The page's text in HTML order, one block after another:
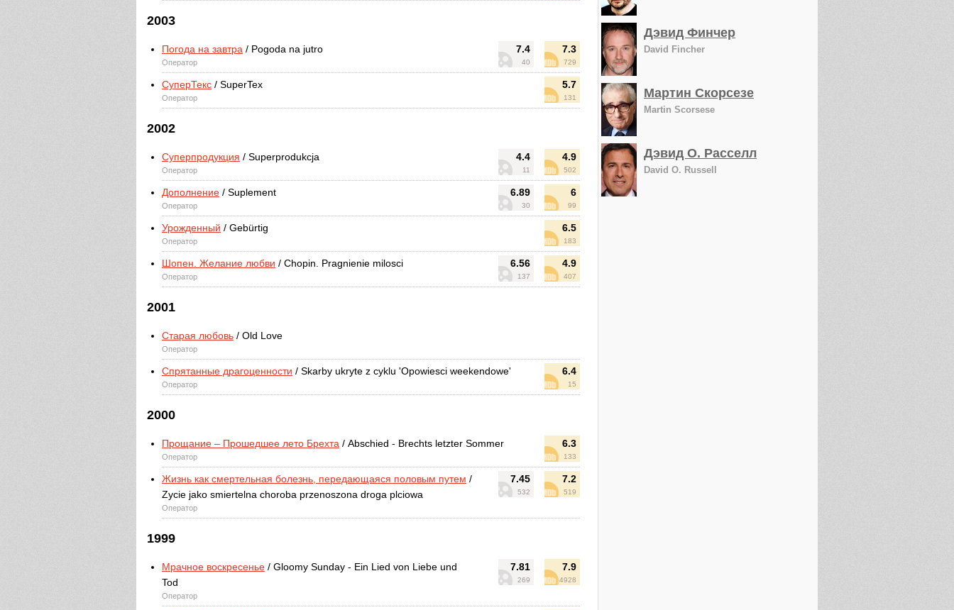
2003
7.4
40
7.3
729
Погода на завтра / Pogoda na jutro
Оператор
5.7
131
СуперТекс / SuperTex
Оператор
2002
4.4
11
4.9
502
Суперпродукция / Superprodukcja
Оператор
6.89
30
6
99
Дополнение / Suplement
Оператор
6.5
183
Урожденный / Gebürtig
Оператор
6.56
137
4.9
407
Шопен. Желание любви / Chopin. Pragnienie milosci
Оператор
2001
Старая любовь / Old Love
Оператор
6.4
15
Спрятанные драгоценности / Skarby ukryte z cyklu 'Opowiesci weekendowe'
Оператор
2000
6.3
133
Прощание – Прошедшее лето Брехта / Abschied - Brechts letzter Sommer
Оператор
7.45
532
7.2
519
Жизнь как смертельная болезнь, передающаяся половым путем /
Zycie jako smiertelna choroba przenoszona droga plciowa
Оператор
1999
7.81
269
7.9
4928
Мрачное воскресенье / Gloomy Sunday - Ein Lied von Liebe und
Tod
Оператор
Дэвид Финчер
David Fincher
Мартин Скорсезе
Martin Scorsese
Дэвид О. Расселл
David O. Russell